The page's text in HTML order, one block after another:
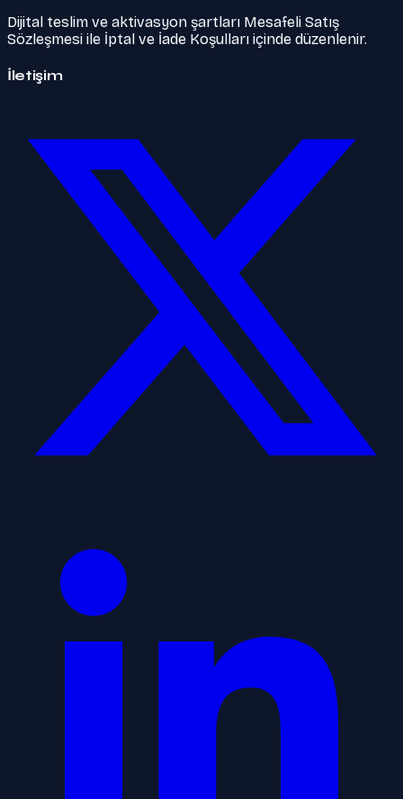
Dijital teslim ve aktivasyon şartları Mesafeli Satış
Sözleşmesi ile İptal ve İade Koşulları içinde düzenlenir.
İletişim